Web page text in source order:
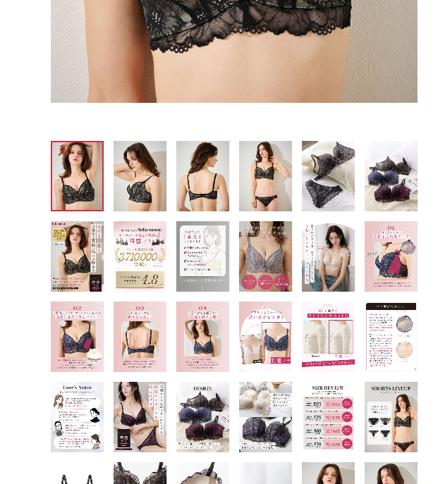
サイズからブラを探す
A65
B65 B70 B75 B80
D65 D70 D80 D85
E65 E70 E75 E80 E85
F65 F70 F75 F80
G65 G70 G75
H70 H75
SS S
L LL 3L
S-AB S-CD S-EF
M-AB M-CD M-EF
L-AB L-CD